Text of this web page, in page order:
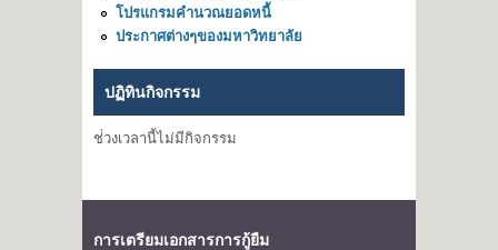
โปรแกรมคำนวณยอดหนี้
ประกาศต่างๆของมหาวิทยาลัย
ปฏิทินกิจกรรม
ช่่วงเวลานี้ไม่มีกิจกรรม
การเตรียมเอกสารการกู้ยืม